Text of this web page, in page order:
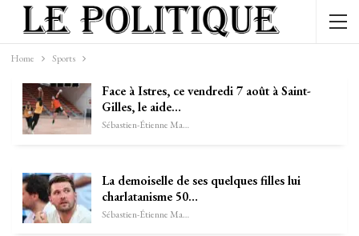
Home Sports
Face à Istres, ce vendredi 7 août à Saint-
Gilles, le aide…
Sébastien-Étienne Marechal
La demoiselle de ses quelques filles lui
charlatanisme 50…
Sébastien-Étienne Marechal